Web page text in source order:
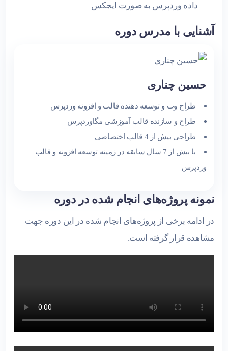
داده وردپرس به صورت ایجکس
آشنایی با مدرس دوره
حسین چناری
طراح وب و توسعه دهنده قالب و افزونه وردپرس
طراح و سازنده قالب آموزشی مگاوردپرس
طراحی بیش از 4 قالب اختصاصی
با بیش از 7 سال سابقه در زمینه توسعه افزونه و قالب
وردپرس
نمونه پروژه‌های انجام شده در دوره
در ادامه برخی از پروژه‌های انجام شده در این دوره جهت
مشاهده قرار گرفته است.